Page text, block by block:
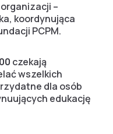
–
koordynująca
PCPM.
czekają
wszelkich
dla osób
edukację